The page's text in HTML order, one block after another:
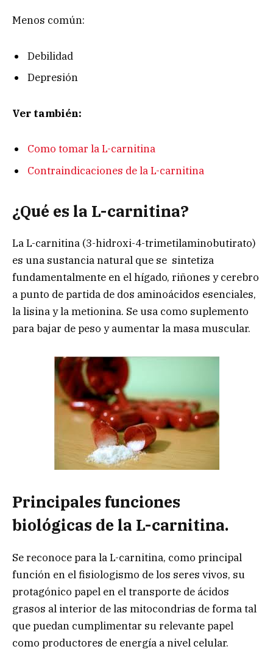
Menos común:
Debilidad
Depresión
Ver también:
Como tomar la L-carnitina
Contraindicaciones de la L-carnitina
¿Qué es la L-carnitina?
La L-carnitina (3-hidroxi-4-trimetilaminobutirato)
es una sustancia natural que se sintetiza
fundamentalmente en el hígado, riñones y cerebro
a punto de partida de dos aminoácidos esenciales,
la lisina y la metionina. Se usa como suplemento
para bajar de peso y aumentar la masa muscular.
Principales funciones
biológicas de la L-carnitina.
Se reconoce para la L-carnitina, como principal
función en el fisiologismo de los seres vivos, su
protagónico papel en el transporte de ácidos
grasos al interior de las mitocondrias de forma tal
que puedan cumplimentar su relevante papel
como productores de energía a nivel celular.